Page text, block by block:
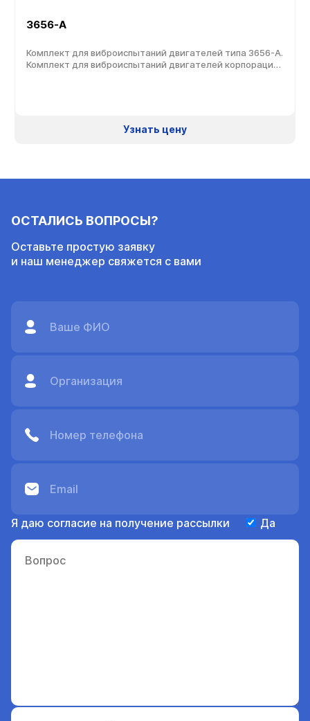
3656-A
Комплект для виброиспытаний двигателей типа 3656-A.
Комплект для виброиспытаний двигателей корпорации
по техническому обслуживанию.
Узнать цену
ОСТАЛИСЬ ВОПРОСЫ?
Оставьте простую заявку
и наш менеджер свяжется с вами
Я даю согласие на получение рассылки Да